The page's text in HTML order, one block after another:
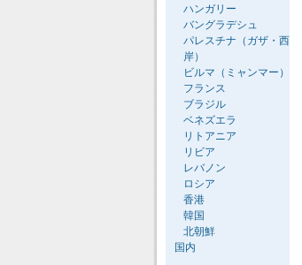
ハンガリー
バングラデシュ
パレスチナ（ガザ・西
岸）
ビルマ（ミャンマー）
フランス
ブラジル
ベネズエラ
リトアニア
リビア
レバノン
ロシア
香港
韓国
北朝鮮
国内